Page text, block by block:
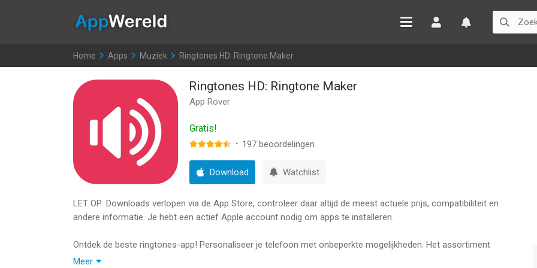
Home >
Apps >
Muziek >
Ringtones HD: Ringtone Maker
Ringtones HD: Ringtone Maker
App Rover
Gratis!
· 197 beoordelingen
Download Watchlist
LET OP: Downloads verlopen via de App Store, controleer daar altijd de meest actuele prijs, compatibiliteit en
andere informatie. Je hebt een actief Apple account nodig om apps te installeren.
Ontdek de beste ringtones-app! Personaliseer je telefoon met onbeperkte mogelijkheden. Het assortiment
wordt regelmatig vernieuwd met verrassende en trendy ringtones!
Meer